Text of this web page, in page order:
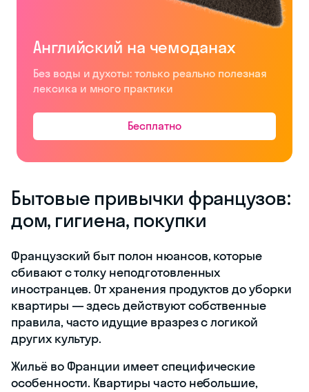
Английский на чемоданах
Без воды и духоты: только реально полезная
лексика и много практики
Бесплатно
Бытовые привычки французов:
дом, гигиена, покупки
Французский быт полон нюансов, которые
сбивают с толку неподготовленных
иностранцев. От хранения продуктов до уборки
квартиры — здесь действуют собственные
правила, часто идущие вразрез с логикой
других культур.
Жильё во Франции имеет специфические
особенности. Квартиры часто небольшие,